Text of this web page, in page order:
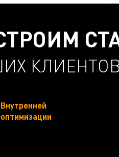
Внутренней
оптимизации